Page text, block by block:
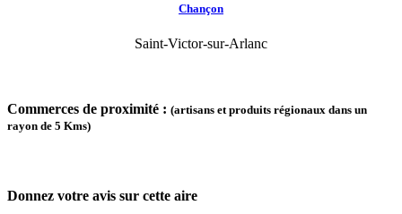
Chançon
Saint-Victor-sur-Arlanc
Commerces de proximité : (artisans et produits régionaux dans un
rayon de 5 Kms)
Donnez votre avis sur cette aire